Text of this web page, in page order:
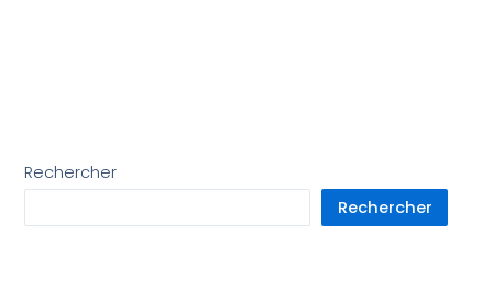
Rechercher
Rechercher